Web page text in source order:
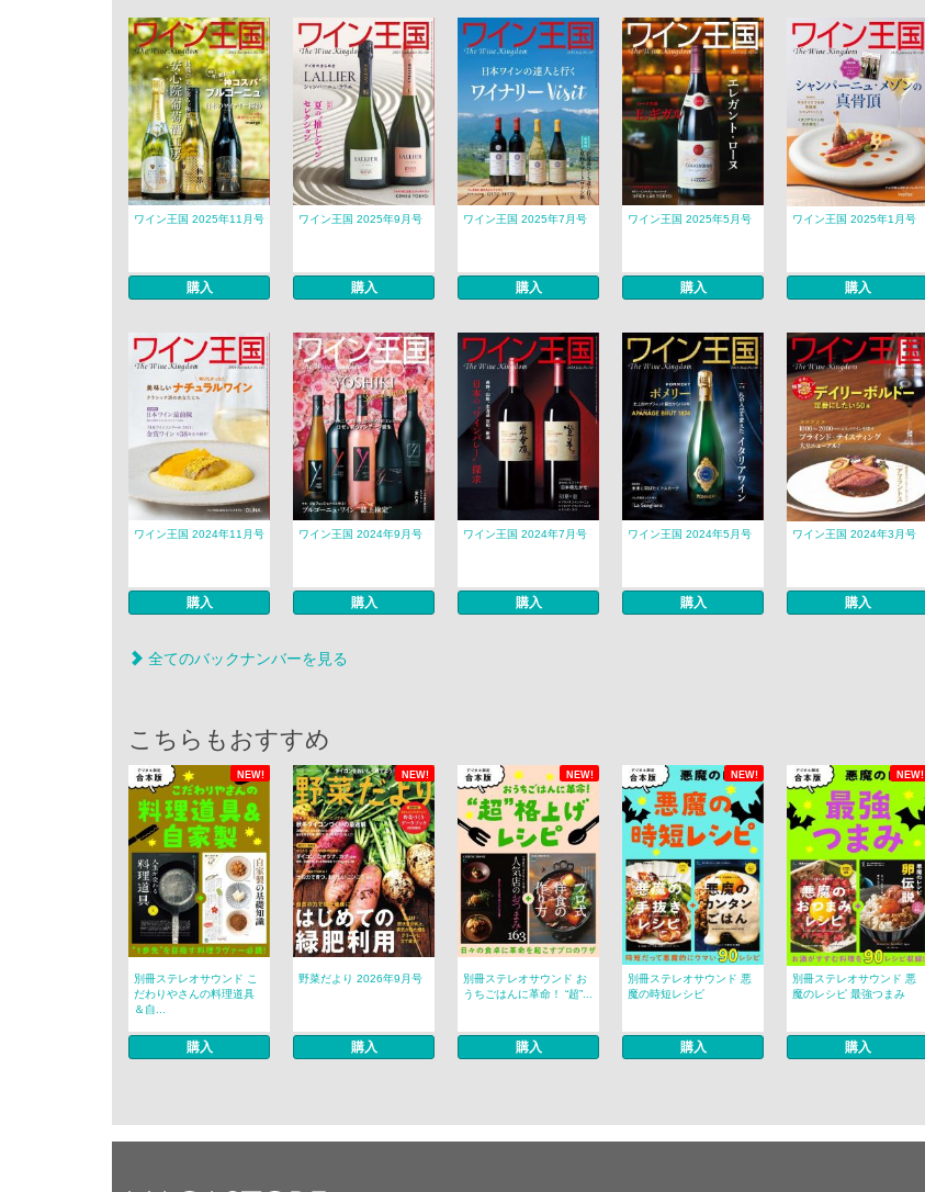
ワイン王国 2025年11月号
購入
ワイン王国 2025年9月号
購入
ワイン王国 2025年7月号
購入
ワイン王国 2025年5月号
購入
ワイン王国 2025年1月号
購入
ワイン王国 2024年11月号
購入
ワイン王国 2024年9月号
購入
ワイン王国 2024年7月号
購入
ワイン王国 2024年5月号
購入
ワイン王国 2024年3月号
購入
全てのバックナンバーを見る
こちらもおすすめ
NEW! NEW! NEW! NEW! NEW!
別冊ステレオサウンド こ
だわりやさんの料理道具
＆自...
購入
野菜だより 2026年9月号
購入
別冊ステレオサウンド お
うちごはんに革命！ “超”...
購入
別冊ステレオサウンド 悪
魔の時短レシピ
購入
別冊ステレオサウンド 悪
魔のレシピ 最強つまみ
購入